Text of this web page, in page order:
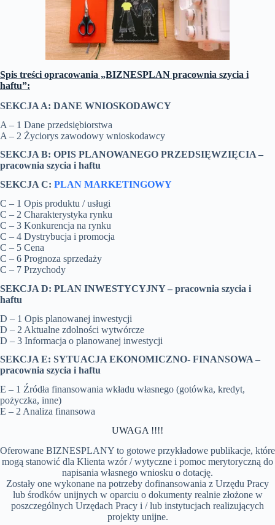
Spis treści opracowania „BIZNESPLAN pracownia szycia i
haftu”:
SEKCJA A: DANE WNIOSKODAWCY
A – 1 Dane przedsiębiorstwa
A – 2 Życiorys zawodowy wnioskodawcy
SEKCJA B: OPIS PLANOWANEGO PRZEDSIĘWZIĘCIA –
pracownia szycia i haftu
SEKCJA C: PLAN MARKETINGOWY
C – 1 Opis produktu / usługi
C – 2 Charakterystyka rynku
C – 3 Konkurencja na rynku
C – 4 Dystrybucja i promocja
C – 5 Cena
C – 6 Prognoza sprzedaży
C – 7 Przychody
SEKCJA D: PLAN INWESTYCYJNY – pracownia szycia i
haftu
D – 1 Opis planowanej inwestycji
D – 2 Aktualne zdolności wytwórcze
D – 3 Informacja o planowanej inwestycji
SEKCJA E: SYTUACJA EKONOMICZNO- FINANSOWA –
pracownia szycia i haftu
E – 1 Źródła finansowania wkładu własnego (gotówka, kredyt,
pożyczka, inne)
E – 2 Analiza finansowa
UWAGA !!!!
Oferowane BIZNESPLANY to gotowe przykładowe publikacje, które
mogą stanowić dla Klienta wzór / wytyczne i pomoc merytoryczną do
napisania własnego wniosku o dotację.
Zostały one wykonane na potrzeby dofinansowania z Urzędu Pracy
lub środków unijnych w oparciu o dokumenty realnie złożone w
poszczególnych Urzędach Pracy i / lub instytucjach realizujących
projekty unijne.